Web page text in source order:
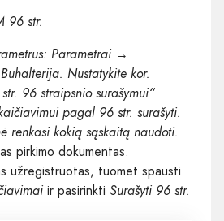
96 str.
Parametrai →
Nustatykite kor.
96 straipsnio surašymui“
pagal 96 str. surašyti.
renkasi kokią sąskaitą naudoti.
pirkimo dokumentas.
užregistruotas, tuomet spausti
ir pasirinkti Surašyti 96 str.